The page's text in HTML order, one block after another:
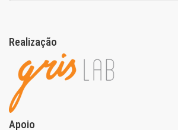
Realização
Apoio